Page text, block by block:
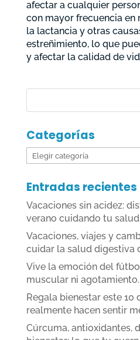
afectar a cualquier
con mayor frecuencia en
la lactancia y otras
estreñimiento, lo que
y afectar la calidad de
Categorías
Categorías
Entradas recientes
Vacaciones sin acidez:
verano cuidando tu
Vacaciones, viajes y
cuidar la salud digestiva
Vive la emoción del
muscular ni agotamiento.
Regala bienestar este 10
realmente hacen sentir
Cúrcuma, antioxidantes,